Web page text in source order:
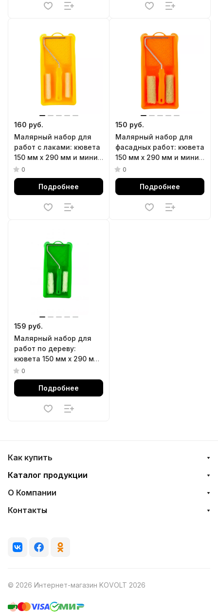
160 руб.
Малярный набор для
работ с лаками: кювета
150 мм х 290 мм и мини-
валик 110 мм Сибртех
0
Подробнее
150 руб.
Малярный набор для
фасадных работ: кювета
150 мм х 290 мм и мини-
валик 110 мм Сибртех
0
Подробнее
159 руб.
Малярный набор для
работ по дереву:
кювета 150 мм х 290 мм
и мини-валик 110 мм
Сибртех
0
Подробнее
Как купить
Каталог продукции
О Компании
Контакты
© 2026 Интернет-магазин KOVOLT 2026